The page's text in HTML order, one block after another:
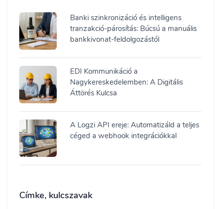
Banki szinkronizáció és intelligens
tranzakció-párosítás: Búcsú a manuális
bankkivonat-feldolgozástól
EDI Kommunikáció a
Nagykereskedelemben: A Digitális
Áttörés Kulcsa
A Logzi API ereje: Automatizáld a teljes
céged a webhook integrációkkal
Címke, kulcszavak